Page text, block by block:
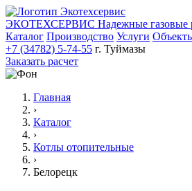
ЭКОТЕХСЕРВИС Надежные газовые
Каталог Производство Услуги
+7 (34782) 5-74-55 г. Туймазы
Заказать расчет
Главная
›
Каталог
›
Котлы отопительные
›
Белорецк